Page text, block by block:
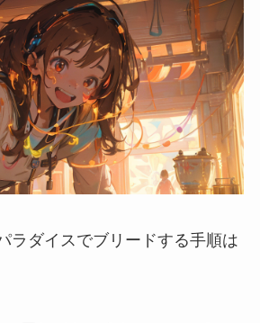
ラダイスでブリードする手順は